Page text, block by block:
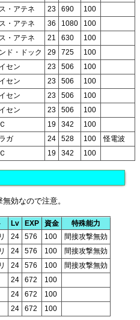
・アテネ 23 690
100
・アテネ 36 1080
100
・アテネ 21 630
100
ド・ドック 29 725
100
セン 23 506
100
セン 23 506
100
セン 23 506
100
セン 23 506
100
19 342
100
ガ 24 528 100
怪電波
19 342 100
効なので注意。
Lv EXP 資金
特殊能力
24 576 100
間接攻撃無効
24 576 100
間接攻撃無効
24 576 100
間接攻撃無効
24 672
100
24 672
100
24 672 100